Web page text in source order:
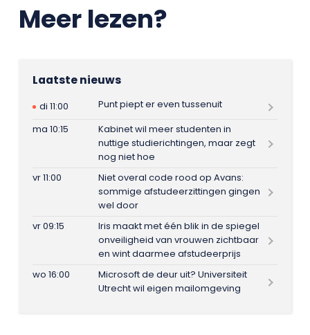
Meer lezen?
Laatste nieuws
di 11:00
Punt piept er even tussenuit
ma 10:15
Kabinet wil meer studenten in
nuttige studierichtingen, maar zegt
nog niet hoe
vr 11:00
Niet overal code rood op Avans:
sommige afstudeerzittingen gingen
wel door
vr 09:15
Iris maakt met één blik in de spiegel
onveiligheid van vrouwen zichtbaar
en wint daarmee afstudeerprijs
wo 16:00
Microsoft de deur uit? Universiteit
Utrecht wil eigen mailomgeving